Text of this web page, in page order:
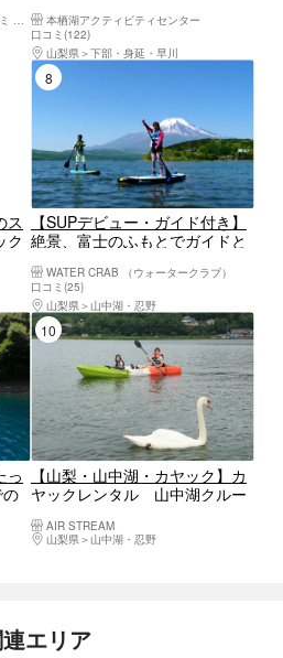
Nagomi Nature Connections（ナゴミ ネイチャー コネクションズ）
進湖・本栖湖
本栖湖アクティビティセンター
口コミ(122)
山梨県
下部・身延・早川
ス
ク
【SUPデビュー・ガイド付き】
絶景、富士のふもとでガイドと
間）＜山梨・山中湖＞
WATER CRAB （ウォータークラブ）
口コミ(25)
山梨県
山中湖・忍野
っ
10位
【山梨・山中湖・カヤック】カ
ヤックレンタル 山中湖クルー
AIR STREAM
山梨県
山中湖・忍野
エリア